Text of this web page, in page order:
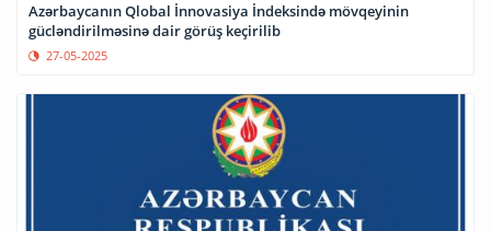
Azərbaycanın Qlobal İnnovasiya İndeksində mövqeyinin
gücləndirilməsinə dair görüş keçirilib
27-05-2025